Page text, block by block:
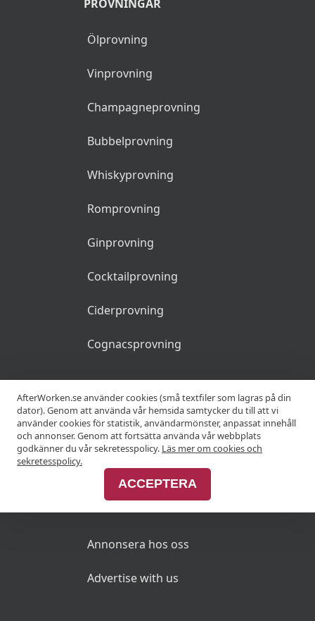
PROVNINGAR
Ölprovning
Vinprovning
Champagneprovning
Bubbelprovning
Whiskyprovning
Romprovning
Ginprovning
Cocktailprovning
Ciderprovning
Cognacsprovning
KRÖGARE
Anslut din restaurang
Annonsera hos oss
Advertise with us
AfterWorken.se använder cookies (små textfiler som lagras på din
dator). Genom att använda vår hemsida samtycker du till att vi
använder cookies för statistik, användarmönster, anpassat innehåll
och annonser. Genom att fortsätta använda vår webbplats
godkänner du vår sekretesspolicy. Läs mer om cookies och
sekretesspolicy.
ACCEPTERA